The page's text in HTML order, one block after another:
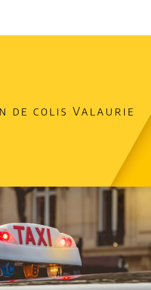
cookies
de colis Valaurie